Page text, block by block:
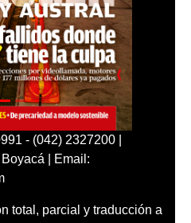
- (042) 2327200 |
| Email:
total, parcial y traducción a